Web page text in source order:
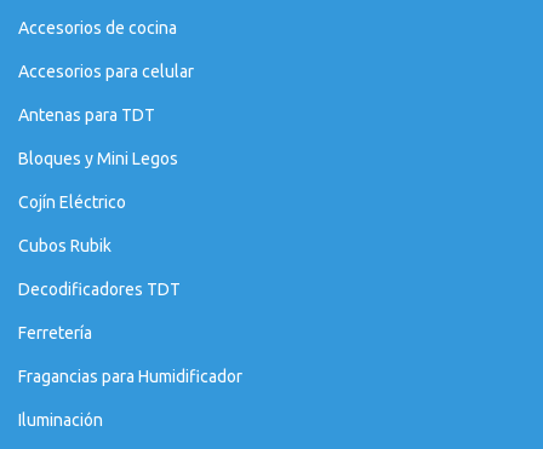
Accesorios de cocina
Accesorios para celular
Antenas para TDT
Bloques y Mini Legos
Cojín Eléctrico
Cubos Rubik
Decodificadores TDT
Ferretería
Fragancias para Humidificador
Iluminación